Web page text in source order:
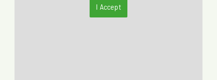
I Accept